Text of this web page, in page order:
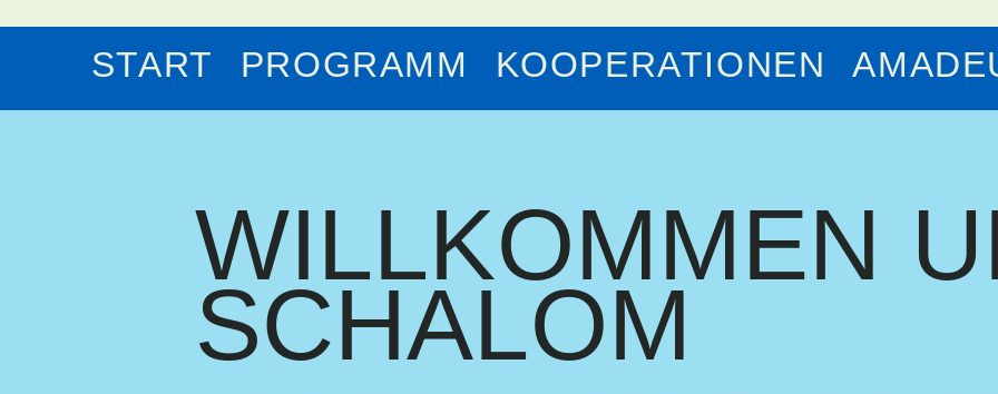
START PROGRAMM KOOPERATIONEN
WILLKOMMEN
SCHALOM